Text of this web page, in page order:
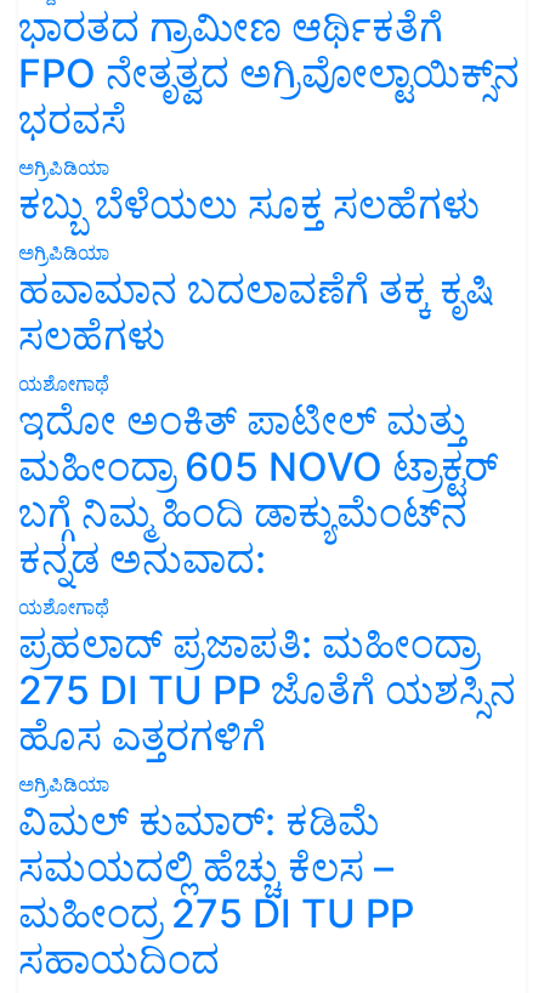
ಭಾರತದ ಗ್ರಾಮೀಣ ಆರ್ಥಿಕತೆಗೆ
FPO ನೇತೃತ್ವದ ಅಗ್ರಿವೋಲ್ಟಾಯಿಕ್ಸ್‌ನ
ಭರವಸೆ
ಅಗ್ರಿಪಿಡಿಯಾ
ಕಬ್ಬು ಬೆಳೆಯಲು ಸೂಕ್ತ ಸಲಹೆಗಳು
ಅಗ್ರಿಪಿಡಿಯಾ
ಹವಾಮಾನ ಬದಲಾವಣೆಗೆ ತಕ್ಕ ಕೃಷಿ
ಸಲಹೆಗಳು
ಯಶೋಗಾಥೆ
ಇದೋ ಅಂಕಿತ್ ಪಾಟೀಲ್ ಮತ್ತು
ಮಹೀಂದ್ರಾ 605 NOVO ಟ್ರಾಕ್ಟರ್
ಬಗ್ಗೆ ನಿಮ್ಮ ಹಿಂದಿ ಡಾಕ್ಯುಮೆಂಟ್‌ನ
ಕನ್ನಡ ಅನುವಾದ:
ಯಶೋಗಾಥೆ
ಪ್ರಹಲಾದ್ ಪ್ರಜಾಪತಿ: ಮಹೀಂದ್ರಾ
275 DI TU PP ಜೊತೆಗೆ ಯಶಸ್ಸಿನ
ಹೊಸ ಎತ್ತರಗಳಿಗೆ
ಅಗ್ರಿಪಿಡಿಯಾ
ವಿಮಲ್ ಕುಮಾರ್: ಕಡಿಮೆ
ಸಮಯದಲ್ಲಿ ಹೆಚ್ಚು ಕೆಲಸ –
ಮಹೀಂದ್ರ 275 DI TU PP
ಸಹಾಯದಿಂದ